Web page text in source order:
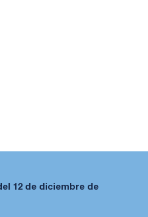
12 de diciembre de